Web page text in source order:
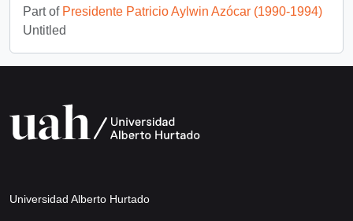
Part of Presidente Patricio Aylwin Azócar (1990-1994)
Untitled
Universidad Alberto Hurtado